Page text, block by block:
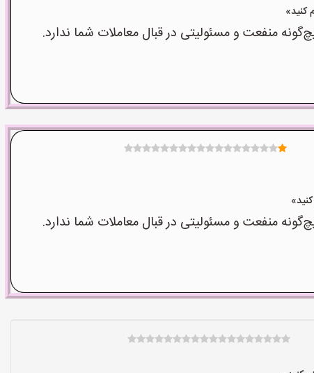
منفعت و مسئولیتی در قبال معاملات شما ندارد.
منفعت و مسئولیتی در قبال معاملات شما ندارد.